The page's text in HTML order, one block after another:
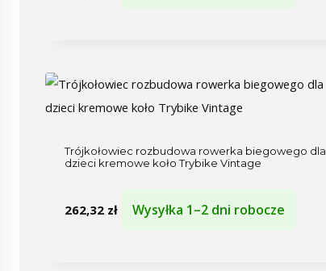
Trójkołowiec rozbudowa rowerka biegowego dla
dzieci kremowe koło Trybike Vintage
262,32 zł Wysyłka 1–2 dni robocze